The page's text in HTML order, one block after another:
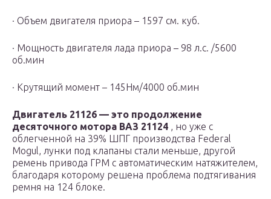
· Объем двигателя приора – 1597 см. куб.
· Мощность двигателя лада приора – 98 л.с. /5600
об.мин
· Крутящий момент – 145Нм/4000 об.мин
Двигатель 21126 — это продолжение
десяточного мотора ВАЗ 21124 , но уже с
облегченной на 39% ШПГ производства Federal
Mogul, лунки под клапаны стали меньше, другой
ремень привода ГРМ с автоматическим натяжителем,
благодаря которому решена проблема подтягивания
ремня на 124 блоке.